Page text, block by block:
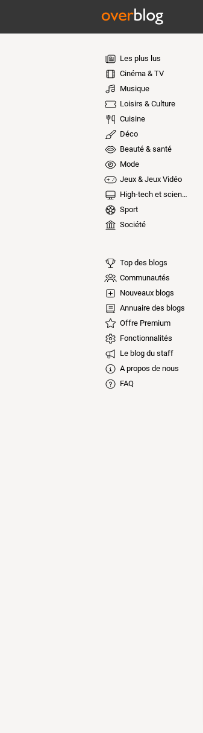
Les plus lus
Cinéma & TV
Musique
Loisirs & Culture
Cuisine
Déco
Beauté & santé
Mode
Jeux & Jeux Vidéo
High-tech et sciences
Sport
Société
Top des blogs
Communautés
Nouveaux blogs
Annuaire des blogs
Offre Premium
Fonctionnalités
Le blog du staff
A propos de nous
FAQ